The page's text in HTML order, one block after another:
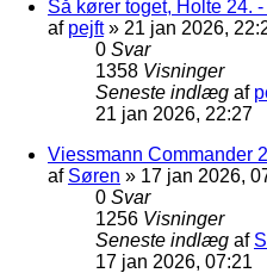
Så kører toget, Holte 24.
af pejft» 21 jan 2026,
0 Svar
1358 Visninger
Seneste indlæg af
21 jan 2026, 22:27
Viessmann Commander
af Søren » 17 jan 2026,
0 Svar
1256 Visninger
Seneste indlæg af
17 jan 2026, 07:21